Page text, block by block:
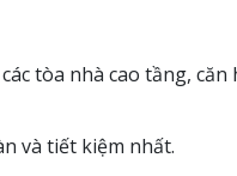
tòa nhà cao tầng, căn
và tiết kiệm nhất.